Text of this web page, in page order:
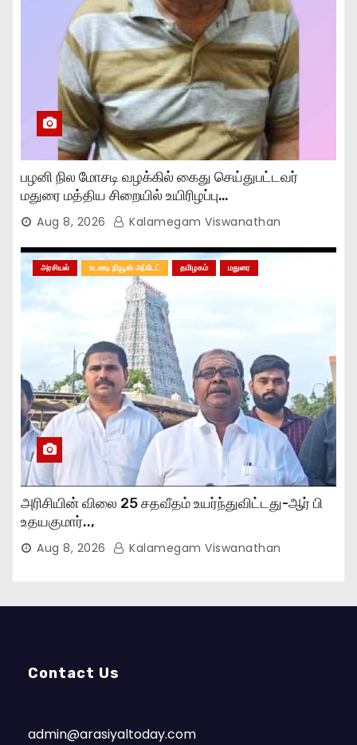
பழனி நில மோசடி வழக்கில் கைது செய்துபட்டவர்
மதுரை மத்திய சிறையில் உயிரிழப்பு…
Aug 8, 2026 Kalamegam Viswanathan
அரசியல் உடனடி நியூஸ் அப்டேட் தமிழகம் மதுரை
அரிசியின் விலை 25 சதவீதம் உயர்ந்துவிட்டது-ஆர் பி
உதயகுமார்..,
Aug 8, 2026 Kalamegam Viswanathan
Contact Us
admin@arasiyaltoday.com